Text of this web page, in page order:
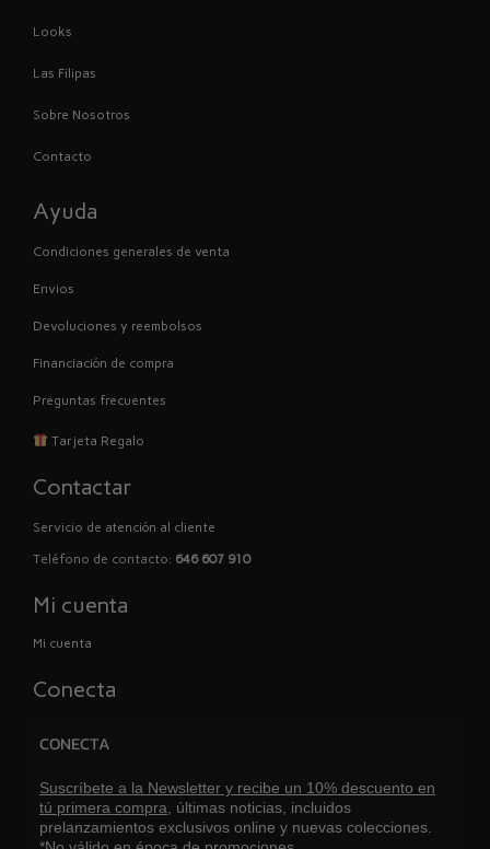
Looks
Las Filipas
Sobre Nosotros
Contacto
Ayuda
Condiciones generales de venta
Envios
Devoluciones y reembolsos
Financiación de compra
Preguntas frecuentes
Tarjeta Regalo
Contactar
Servicio de atención al cliente
Teléfono de contacto: 646 607 910
Mi cuenta
Mi cuenta
Conecta
CONECTA
Suscríbete a la Newsletter y recibe un 10% descuento en
tú primera compra,
últimas noticias, incluidos
prelanzamientos exclusivos online y nuevas colecciones.